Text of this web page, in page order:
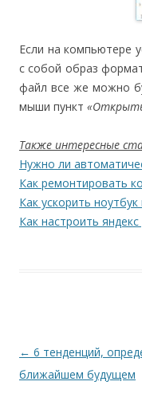
Если на компьютере
с собой образ
файл все же можно
мыши пункт
Также интересные
Нужно ли
Как ремонтировать
Как ускорить
Как настроить
Навигация по записям
← 6 тенденций,
ближайшем будущем